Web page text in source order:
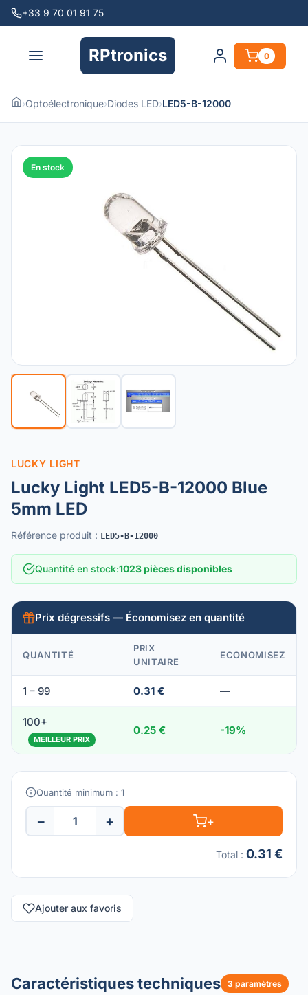
+33 9 70 01 91 75
RPtronics 0
›Optoélectronique›Diodes LED›LED5-B-12000
En stock
LUCKY LIGHT
Lucky Light LED5-B-12000 Blue
5mm LED
Référence produit : LED5-B-12000
Quantité en stock:1023 pièces disponibles
Prix dégressifs — Économisez en quantité
QUANTITÉ
PRIX
UNITAIRE
ECONOMISEZ
1 – 99 0.31 € —
100+
MEILLEUR PRIX
0.25 € -19%
Quantité minimum : 1
− + +
Total : 0.31 €
Ajouter aux favoris
Caractéristiques techniques 3 paramètres